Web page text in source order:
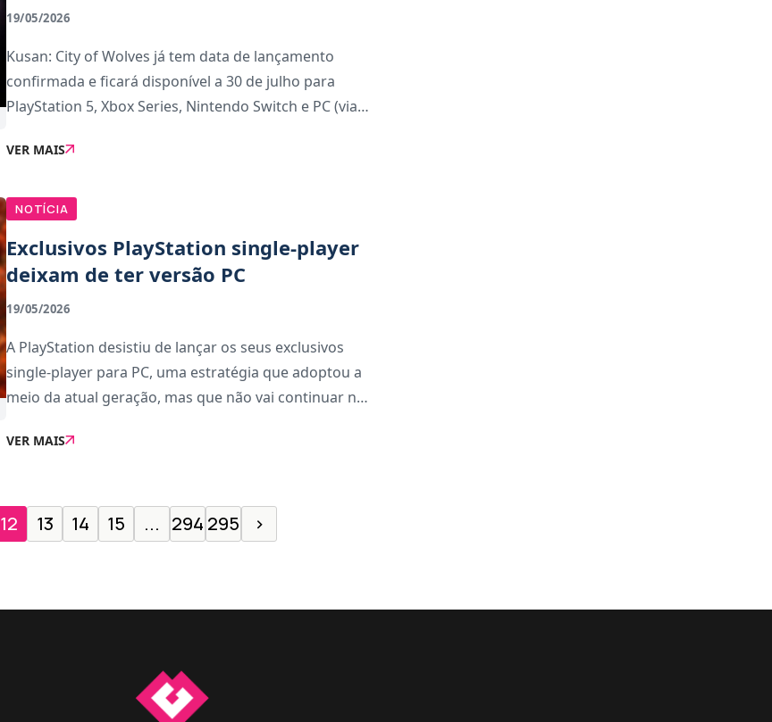
19/05/2026
Kusan: City of Wolves já tem data de lançamento
confirmada e ficará disponível a 30 de julho para
PlayStation 5, Xbox Series, Nintendo Switch e PC (via
intensa vista de cima, onde um único erro p
VER MAIS
NOTÍCIA
Exclusivos PlayStation single-player
deixam de ter versão PC
19/05/2026
A PlayStation desistiu de lançar os seus exclusivos
single-player para PC, uma estratégia que adoptou a
meio da atual geração, mas que não vai continuar no
Schreier da Bloomberg, que já em mar�
VER MAIS
12 13 14 15 ... 294 295 ›